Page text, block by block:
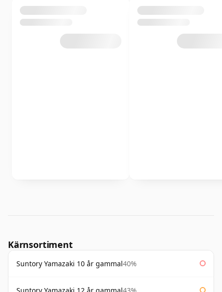
Kärnsortiment
Suntory Yamazaki 10 år gammal40%